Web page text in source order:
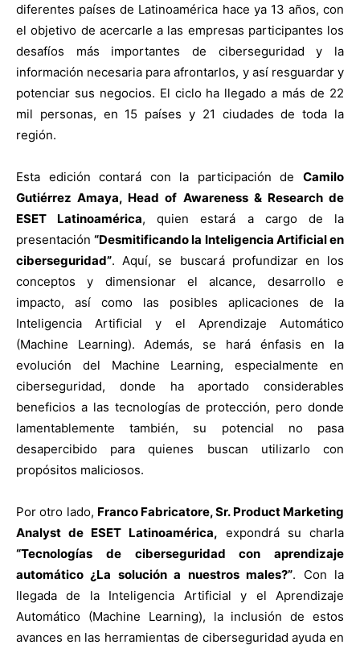
diferentes países de Latinoamérica hace ya 13 años, con
el objetivo de acercarle a las empresas participantes los
desafíos más importantes de ciberseguridad y la
información necesaria para afrontarlos, y así resguardar y
potenciar sus negocios. El ciclo ha llegado a más de 22
mil personas, en 15 países y 21 ciudades de toda la
región.
Esta edición contará con la participación de Camilo
Gutiérrez Amaya, Head of Awareness & Research de
ESET Latinoamérica, quien estará a cargo de la
presentación“Desmitificando la Inteligencia Artificial en
ciberseguridad”. Aquí, se buscará profundizar en los
conceptos y dimensionar el alcance, desarrollo e
impacto, así como las posibles aplicaciones de la
Inteligencia Artificial y el Aprendizaje Automático
(Machine Learning). Además, se hará énfasis en la
evolución del Machine Learning, especialmente en
ciberseguridad, donde ha aportado considerables
beneficios a las tecnologías de protección, pero donde
lamentablemente también, su potencial no pasa
desapercibido para quienes buscan utilizarlo con
propósitos maliciosos.
Por otro lado, Franco Fabricatore, Sr. Product Marketing
Analyst de ESET Latinoamérica, expondrá su charla
“Tecnologías de ciberseguridad con aprendizaje
automático ¿La solución a nuestros males?”. Con la
llegada de la Inteligencia Artificial y el Aprendizaje
Automático (Machine Learning), la inclusión de estos
avances en las herramientas de ciberseguridad ayuda en